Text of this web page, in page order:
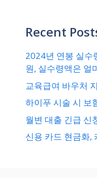
Recent
2024년 연봉 실수
원, 실수령액은 얼
교육급여 바우처
하이푸 시술 시 보
월변 대출 긴급 신
신용 카드 현금화,